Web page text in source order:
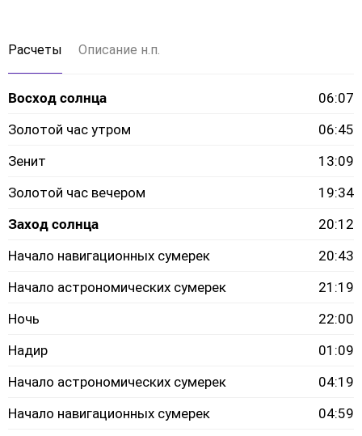
Расчеты Описание н.п.
Восход солнца
06:07
Золотой час утром
06:45
Зенит
13:09
Золотой час вечером
19:34
Заход солнца
20:12
Начало навигационных сумерек
20:43
Начало астрономических сумерек
21:19
Ночь
22:00
Надир
01:09
Начало астрономических сумерек
04:19
Начало навигационных сумерек
04:59